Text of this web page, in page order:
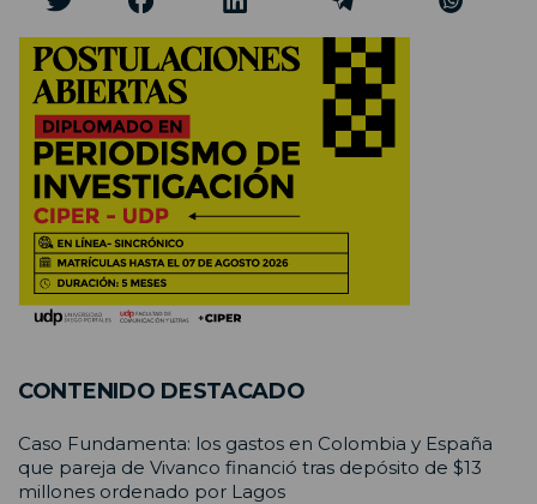
CONTENIDO DESTACADO
Caso Fundamenta: los gastos en Colombia y España
que pareja de Vivanco financió tras depósito de $13
millones ordenado por Lagos